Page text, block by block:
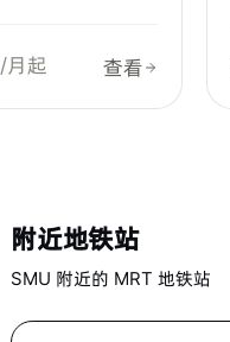
/月起 查看
附近地铁站
SMU 附近的 MRT 地铁站